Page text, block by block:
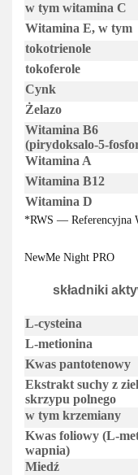
w tym witamina C
Witamina E, w tym
tokotrienole
tokoferole
Cynk
Żelazo
Witamina B6
Witamina A
Witamina B12
Witamina D
*RWS — Referencyjna
NewMe Night PRO
składniki
L-cysteina
L-metionina
Kwas pantotenowy
Ekstrakt suchy z
skrzypu polnego
w tym krzemiany
Kwas foliowy
wapnia)
Miedź